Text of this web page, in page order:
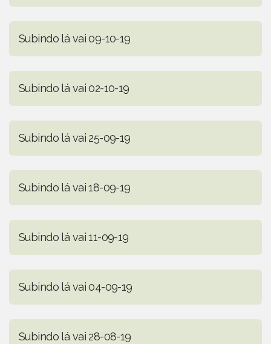
Subindo lá vai 09-10-19
Subindo lá vai 02-10-19
Subindo lá vai 25-09-19
Subindo lá vai 18-09-19
Subindo lá vai 11-09-19
Subindo lá vai 04-09-19
Subindo lá vai 28-08-19